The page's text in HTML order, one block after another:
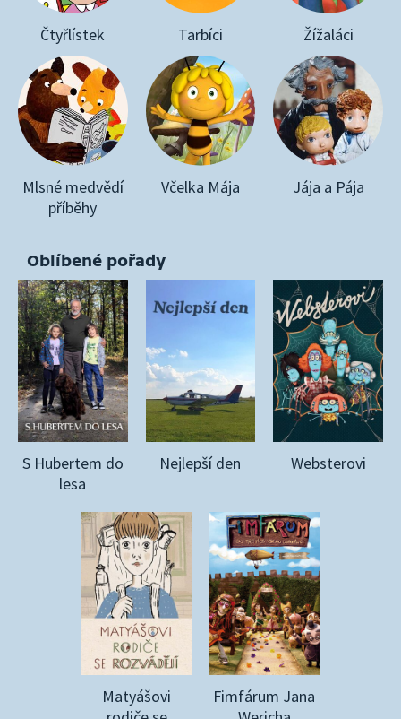
Čtyřlístek Tarbíci Žížaláci
Mlsné medvědí
příběhy
Včelka Mája Jája a Pája
Oblíbené pořady
S Hubertem do
lesa
Nejlepší den Websterovi
Matyášovi
Fimfárum Jana